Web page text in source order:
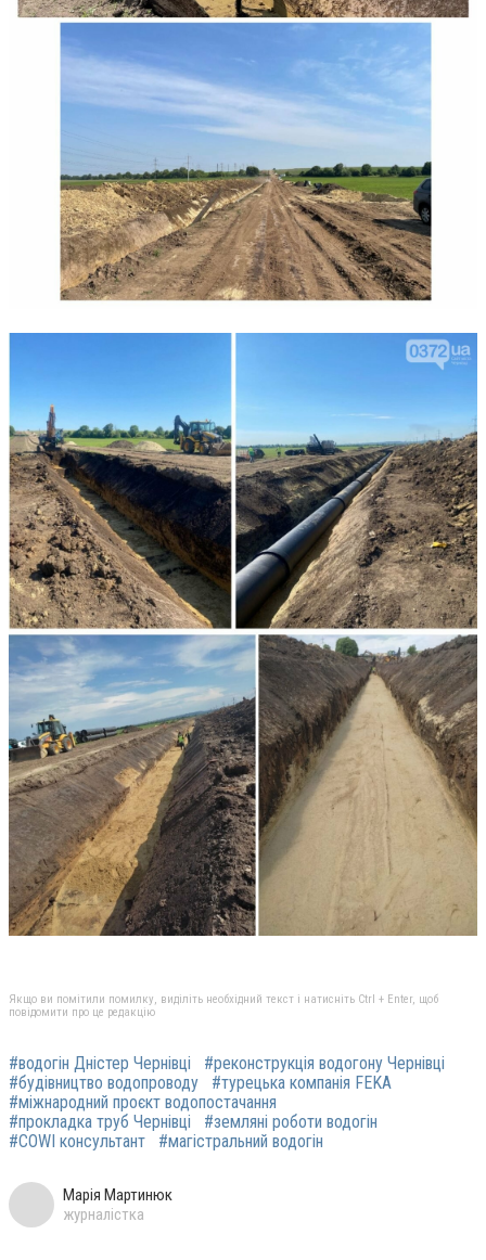
Якщо ви помітили помилку, виділіть необхідний текст і натисніть Ctrl + Enter, щоб
повідомити про це редакцію
#водогін Дністер Чернівці
#реконструкція водогону Чернівці
#будівництво водопроводу
#турецька компанія FEKA
#міжнародний проєкт водопостачання
#прокладка труб Чернівці
#земляні роботи водогін
#COWI консультант
#магістральний водогін
Марія Мартинюк
журналістка